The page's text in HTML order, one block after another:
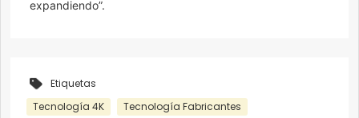
expandiendo”.
Etiquetas
Tecnología 4K
Tecnología Fabricantes